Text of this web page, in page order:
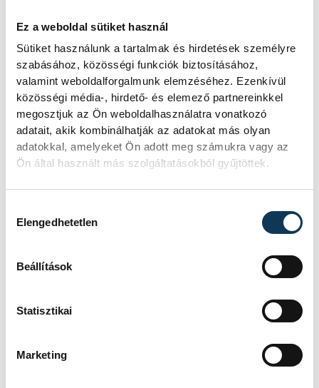
Ez a weboldal sütiket használ
Sütiket használunk a tartalmak és hirdetések személyre
szabásához, közösségi funkciók biztosításához,
valamint weboldalforgalmunk elemzéséhez. Ezenkívül
közösségi média-, hirdető- és elemező partnereinkkel
megosztjuk az Ön weboldalhasználatra vonatkozó
adatait, akik kombinálhatják az adatokat más olyan
adatokkal, amelyeket Ön adott meg számukra vagy az
Ön által használt más szolgáltatásokból gyűjtöttek.
Elengedhetetlen
Beállítások
Statisztikai
Marketing
TOVÁBBI CIKKEK
KÖZÉRDEKŰ
Rengeteg
szabálytalanságot talált
a NAV a Balatonnál
óta Somogy, Veszprém és Zala
vármegyében vizsgálják a
szolgáltatókat, köztük a
kölcsönzőket és a taxisokat is.
KÖZÉRDEKŰ